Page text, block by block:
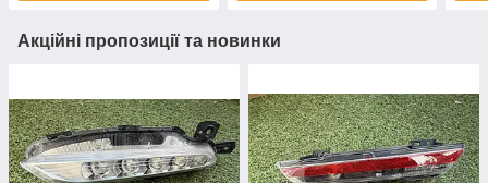
Акційні пропозиції та новинки